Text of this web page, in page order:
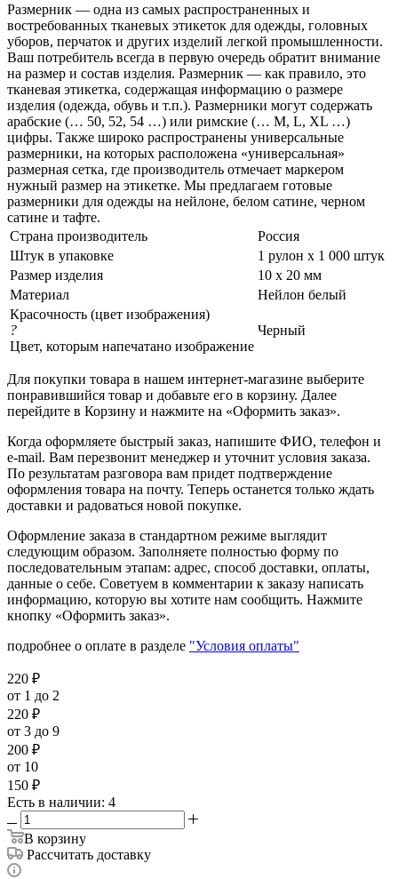
Размерник — одна из самых распространенных и
востребованных тканевых этикеток для одежды, головных
уборов, перчаток и других изделий легкой промышленности.
Ваш потребитель всегда в первую очередь обратит внимание
на размер и состав изделия. Размерник — как правило, это
тканевая этикетка, содержащая информацию о размере
изделия (одежда, обувь и т.п.). Размерники могут содержать
арабские (… 50, 52, 54 …) или римские (… M, L, XL …)
цифры. Также широко распространены универсальные
размерники, на которых расположена «универсальная»
размерная сетка, где производитель отмечает маркером
нужный размер на этикетке. Мы предлагаем готовые
размерники для одежды на нейлоне, белом сатине, черном
сатине и тафте.
Страна производитель
Россия
Штук в упаковке
1 рулон х 1 000 штук
Размер изделия
10 х 20 мм
Материал
Нейлон белый
Красочность (цвет изображения)
?
Цвет, которым напечатано изображение
Черный
Для покупки товара в нашем интернет-магазине выберите
понравившийся товар и добавьте его в корзину. Далее
перейдите в Корзину и нажмите на «Оформить заказ».
Когда оформляете быстрый заказ, напишите ФИО, телефон и
e-mail. Вам перезвонит менеджер и уточнит условия заказа.
По результатам разговора вам придет подтверждение
оформления товара на почту. Теперь останется только ждать
доставки и радоваться новой покупке.
Оформление заказа в стандартном режиме выглядит
следующим образом. Заполняете полностью форму по
последовательным этапам: адрес, способ доставки, оплаты,
данные о себе. Советуем в комментарии к заказу написать
информацию, которую вы хотите нам сообщить. Нажмите
кнопку «Оформить заказ».
подробнее о оплате в разделе "Условия оплаты"
220 ₽
от 1 до 2
220 ₽
от 3 до 9
200 ₽
от 10
150 ₽
Есть в наличии: 4
В корзину
Рассчитать доставку